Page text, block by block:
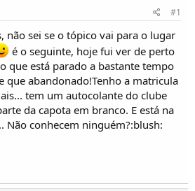
#1
não sei se o tópico vai para o lugar
é o seguinte, hoje fui ver de perto
que está parado a bastante tempo
que abandonado!Tenho a matricula
tem um autocolante do clube
da capota em branco. E está na
Não conhecem ninguém?:blush: